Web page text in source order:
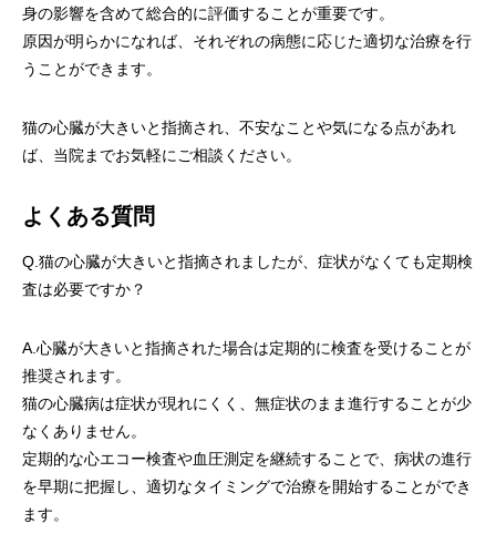
身の影響を含めて総合的に評価することが重要です。
原因が明らかになれば、それぞれの病態に応じた適切な治療を行
うことができます。
猫の心臓が大きいと指摘され、不安なことや気になる点があれ
ば、当院までお気軽にご相談ください。
よくある質問
Q.猫の心臓が大きいと指摘されましたが、症状がなくても定期検
査は必要ですか？
A.心臓が大きいと指摘された場合は定期的に検査を受けることが
推奨されます。
猫の心臓病は症状が現れにくく、無症状のまま進行することが少
なくありません。
定期的な心エコー検査や血圧測定を継続することで、病状の進行
を早期に把握し、適切なタイミングで治療を開始することができ
ます。